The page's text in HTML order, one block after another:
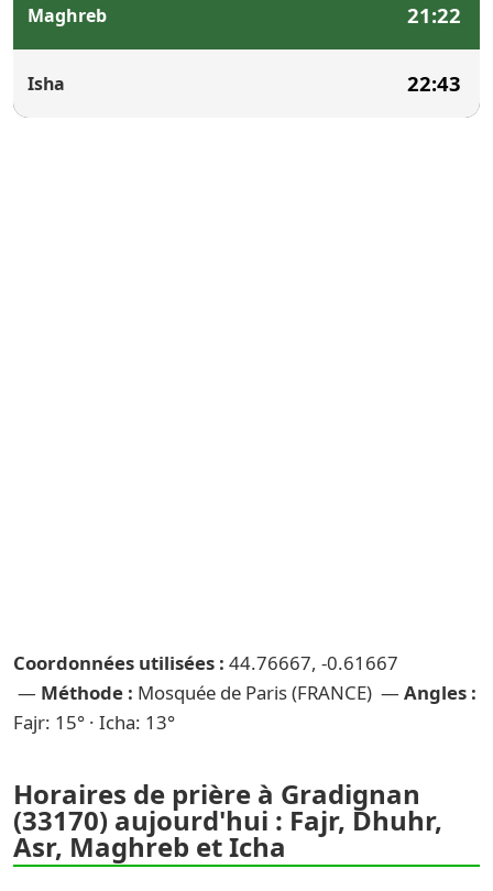
Maghreb 21:22
Isha 22:43
Coordonnées utilisées : 44.76667, -0.61667
— Méthode : Mosquée de Paris (FRANCE) — Angles :
Fajr: 15° · Icha: 13°
Horaires de prière à Gradignan
(33170) aujourd'hui : Fajr, Dhuhr,
Asr, Maghreb et Icha